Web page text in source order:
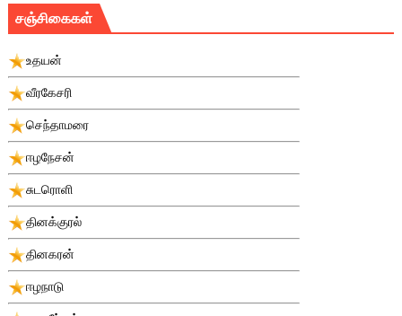
சஞ்சிகைகள்
உதயன்
வீரகேசரி
செந்தாமரை
ஈழநேசன்
சுடரொளி
தினக்குரல்
தினகரன்
ஈழநாடு